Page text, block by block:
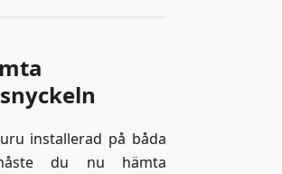
installerad på båda
du nu hämta